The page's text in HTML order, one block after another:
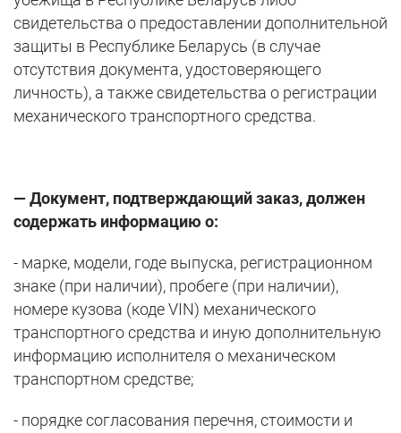
свидетельства о предоставлении дополнительной
защиты в Республике Беларусь (в случае
отсутствия документа, удостоверяющего
личность), а также свидетельства о регистрации
механического транспортного средства.
— Документ, подтверждающий заказ, должен
содержать информацию о:
- марке, модели, годе выпуска, регистрационном
знаке (при наличии), пробеге (при наличии),
номере кузова (коде VIN) механического
транспортного средства и иную дополнительную
информацию исполнителя о механическом
транспортном средстве;
- порядке согласования перечня, стоимости и